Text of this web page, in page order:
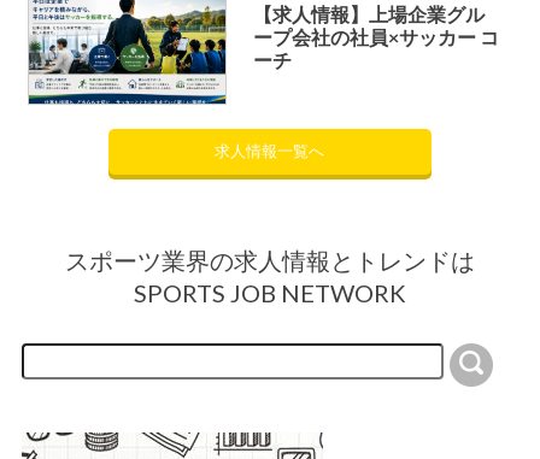
【求人情報】上場企業グル
ープ会社の社員×サッカー コ
ーチ
求人情報一覧へ
スポーツ業界の求人情報とトレンドは
SPORTS JOB NETWORK